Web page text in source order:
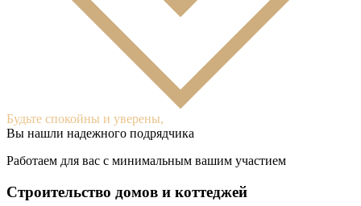
Будьте спокойны и уверены,
Вы нашли надежного подрядчика
Работаем для вас с минимальным вашим участием
Строительство домов и коттеджей